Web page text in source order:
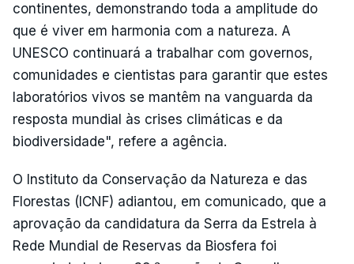
continentes, demonstrando toda a amplitude do
que é viver em harmonia com a natureza. A
UNESCO continuará a trabalhar com governos,
comunidades e cientistas para garantir que estes
laboratórios vivos se mantêm na vanguarda da
resposta mundial às crises climáticas e da
biodiversidade", refere a agência.
O Instituto da Conservação da Natureza e das
Florestas (ICNF) adiantou, em comunicado, que a
aprovação da candidatura da Serra da Estrela à
Rede Mundial de Reservas da Biosfera foi